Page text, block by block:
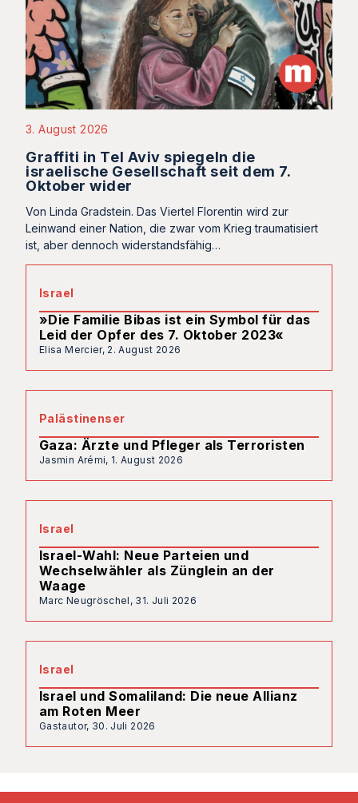
3. August 2026
Graffiti in Tel Aviv spiegeln die
israelische Gesellschaft seit dem 7.
Oktober wider
Von Linda Gradstein. Das Viertel Florentin wird zur
Leinwand einer Nation, die zwar vom Krieg traumatisiert
ist, aber dennoch widerstandsfähig…
Israel
»Die Familie Bibas ist ein Symbol für das
Leid der Opfer des 7. Oktober 2023«
Elisa Mercier, 2. August 2026
Palästinenser
Gaza: Ärzte und Pfleger als Terroristen
Jasmin Arémi, 1. August 2026
Israel
Israel-Wahl: Neue Parteien und
Wechselwähler als Zünglein an der
Waage
Marc Neugröschel, 31. Juli 2026
Israel
Israel und Somaliland: Die neue Allianz
am Roten Meer
Gastautor, 30. Juli 2026